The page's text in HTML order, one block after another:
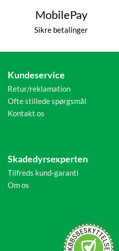
MobilePay
Sikre betalinger
Kundeservice
Retur/reklamation
Ofte stillede spørgsmål
Kontakt os
Skadedyrsexperten
Tilfreds kund-garanti
Om os